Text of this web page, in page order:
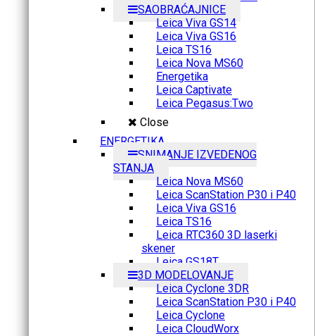
SAOBRAĆAJNICE
Leica Viva GS14
Leica Viva GS16
Leica TS16
Leica Nova MS60
Energetika
Leica Captivate
Leica Pegasus:Two
Close
ENERGETIKA
SNIMANJE IZVEDENOG
STANJA
Leica Nova MS60
Leica ScanStation P30 i P40
Leica Viva GS16
Leica TS16
Leica RTC360 3D laserki
skener
Leica GS18T
3D MODELOVANJE
Leica Cyclone 3DR
Leica ScanStation P30 i P40
Leica Cyclone
Leica CloudWorx